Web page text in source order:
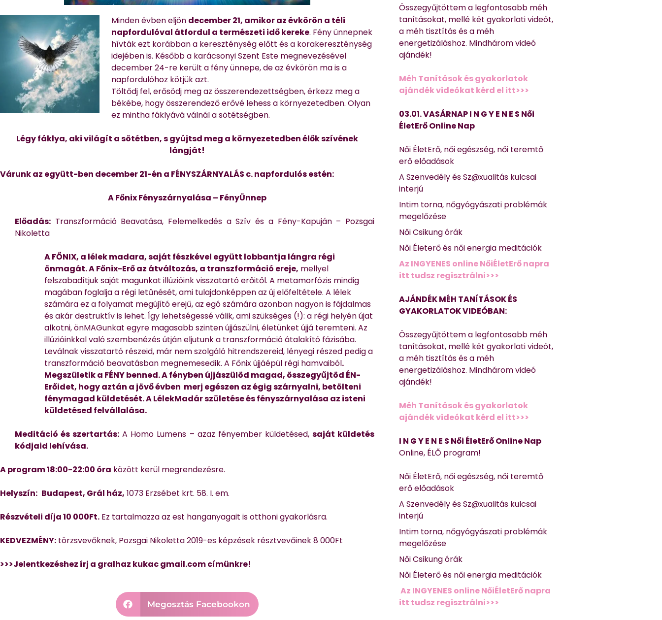
Minden évben eljön december 21, amikor az évkörön a téli
napfordulóval átfordul a természeti idő kereke. Fény ünnepnek
hívták ezt korábban a kereszténység előtt és a korakereszténység
idejében is. Később a karácsonyi Szent Este megnevezésével
december 24-re került a fény ünnepe, de az évkörön ma is a
napfordulóhoz kötjük azt.
Töltődj fel, erősödj meg az összerendezettségben, érkezz meg a
békébe, hogy összerendező erővé lehess a környezetedben. Olyan
ez mintha fáklyává válnál a sötétségben.
Légy fáklya, aki világít a sötétben, s gyújtsd meg a környezetedben élők szívének
lángját!
Várunk az együtt-ben december 21-én a FÉNYSZÁRNYALÁS c. napfordulós estén:
A Főnix Fényszárnyalása – FényÜnnep
Előadás: Transzformáció Beavatása, Felemelkedés a Szív és a Fény-Kapuján – Pozsgai
Nikoletta
A FŐNIX, a lélek madara, saját fészkével együtt lobbantja lángra régi
önmagát. A Főnix-Erő az átváltozás, a transzformáció ereje, mellyel
felszabadítjuk saját magunkat illúzióink visszatartó erőitől. A metamorfózis mindig
magában foglalja a régi letűnését, ami tulajdonképpen az új előfeltétele. A lélek
számára ez a folyamat megújító erejű, az egó számára azonban nagyon is fájdalmas
és akár destruktív is lehet. Így lehetségessé válik, ami szükséges (!): a régi helyén újat
alkotni, önMAGunkat egyre magasabb szinten újjászülni, életünket újjá teremteni. Az
illúzióinkkal való szembenézés útján eljutunk a transzformáció átalakító fázisába.
Leválnak visszatartó részeid, már nem szolgáló hitrendszereid, lényegi részed pedig a
transzformáció beavatásban megnemesedik. A Főnix újjáépül régi hamvaiból.
Megszületik a FÉNY benned. A fényben újjászülöd magad, összegyűjtöd ÉN-
Erőidet, hogy aztán a jövő évben merj egészen az égig szárnyalni, betölteni
fénymagad küldetését. A LélekMadár születése és fényszárnyalása az isteni
küldetésed felvállalása.
Meditáció és szertartás: A Homo Lumens – azaz fényember küldetésed, saját küldetés
kódjaid lehívása.
A program 18:00-22:00 óra között kerül megrendezésre.
Helyszín: Budapest, Grál ház, 1073 Erzsébet krt. 58. I. em.
Részvételi díja 10 000Ft. Ez tartalmazza az est hanganyagait is otthoni gyakorlásra.
KEDVEZMÉNY: törzsvevőknek, Pozsgai Nikoletta 2019-es képzések résztvevőinek 8 000Ft
>>>Jelentkezéshez írj a gralhaz kukac gmail.com címünkre!
Megosztás Facebookon
Összegyűjtöttem a legfontosabb méh
tanításokat, mellé két gyakorlati videót,
a méh tisztítás és a méh
energetizáláshoz. Mindhárom videó
ajándék!
Méh Tanítások és gyakorlatok
ajándék videókat kérd el itt>>>
03.01. VASÁRNAP I N G Y E N E S Női
ÉletErő Online Nap
Női ÉletErő, női egészség, női teremtő
erő előadások
A Szenvedély és Sz@xualitás kulcsai
interjú
Intim torna, nőgyógyászati problémák
megelőzése
Női Csikung órák
Női Életerő és női energia meditációk
Az INGYENES online NőiÉletErő napra
itt tudsz regisztrálni>>>
AJÁNDÉK MÉH TANÍTÁSOK ÉS
GYAKORLATOK VIDEÓBAN:
Összegyűjtöttem a legfontosabb méh
tanításokat, mellé két gyakorlati videót,
a méh tisztítás és a méh
energetizáláshoz. Mindhárom videó
ajándék!
Méh Tanítások és gyakorlatok
ajándék videókat kérd el itt>>>
I N G Y E N E S Női ÉletErő Online Nap
Online, ÉLŐ program!
Női ÉletErő, női egészség, női teremtő
erő előadások
A Szenvedély és Sz@xualitás kulcsai
interjú
Intim torna, nőgyógyászati problémák
megelőzése
Női Csikung órák
Női Életerő és női energia meditációk
Az INGYENES online NőiÉletErő napra
itt tudsz regisztrálni>>>